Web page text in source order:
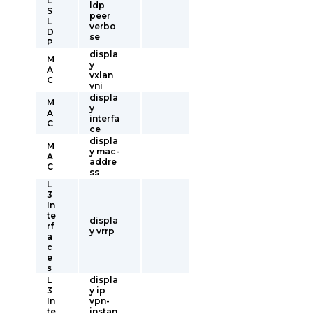
S
L
D
P
ldp
peer
verbo
se
M
A
C
displa
y
vxlan
vni
M
A
C
displa
y
interfa
ce
M
A
C
displa
y mac-
addre
ss
L
3
In
te
rf
a
c
e
s
displa
y vrrp
L
3
In
displa
y ip
vpn-